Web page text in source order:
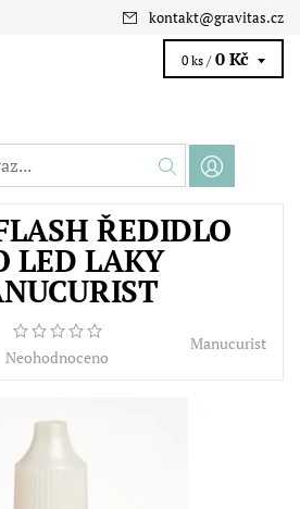
kontakt@gravitas.cz
0 ks / 0 Kč
ŘEDIDLO
LED LAKY
Neohodnoceno
Manucurist